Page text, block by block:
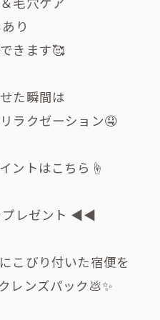
り
きます🥰
た瞬間は
ラクゼーション🤤
ントはこちら☝️
レゼント ◀◀
こびり付いた宿便を
レンズパック💩✨